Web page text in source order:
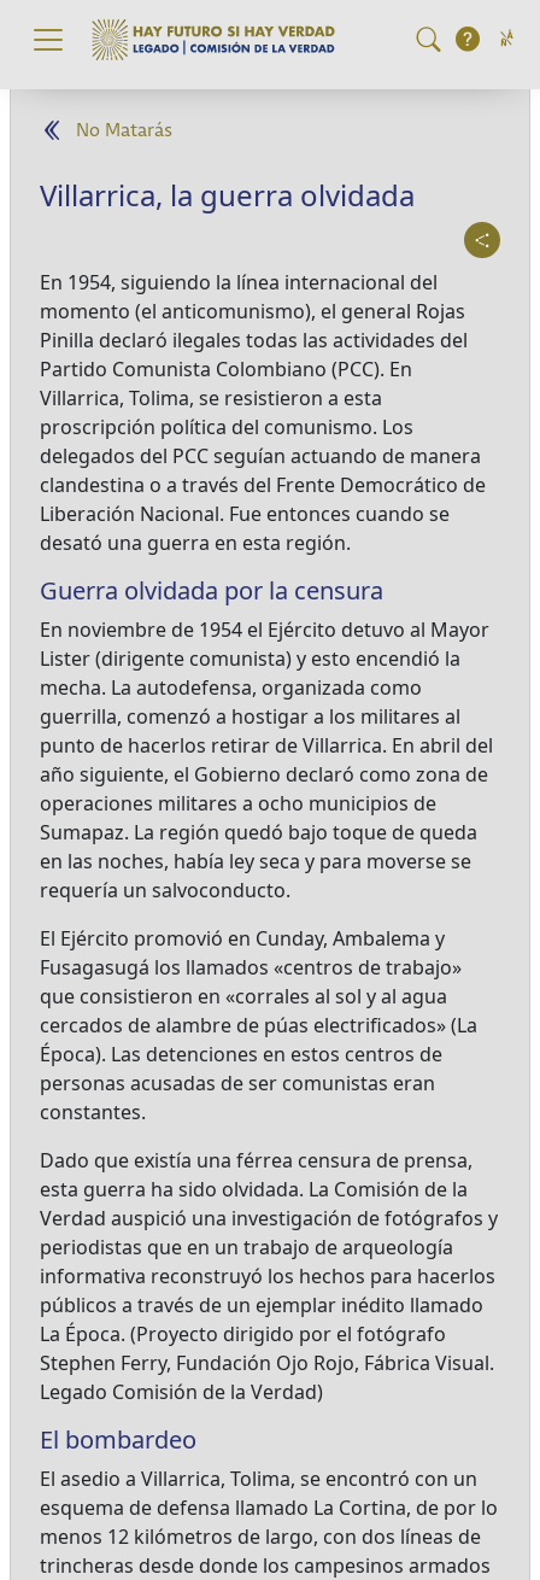
Pasar al contenido principal
No Matarás
Villarrica, la guerra olvidada
En 1954, siguiendo la línea internacional del
momento (el anticomunismo), el general Rojas
Pinilla declaró ilegales todas las actividades del
Partido Comunista Colombiano (PCC). En
Villarrica, Tolima, se resistieron a esta
proscripción política del comunismo. Los
delegados del PCC seguían actuando de manera
clandestina o a través del Frente Democrático de
Liberación Nacional. Fue entonces cuando se
desató una guerra en esta región.
Guerra olvidada por la censura
En noviembre de 1954 el Ejército detuvo al Mayor
Lister (dirigente comunista) y esto encendió la
mecha. La autodefensa, organizada como
guerrilla, comenzó a hostigar a los militares al
punto de hacerlos retirar de Villarrica. En abril del
año siguiente, el Gobierno declaró como zona de
operaciones militares a ocho municipios de
Sumapaz. La región quedó bajo toque de queda
en las noches, había ley seca y para moverse se
requería un salvoconducto.
El Ejército promovió en Cunday, Ambalema y
Fusagasugá los llamados «centros de trabajo»
que consistieron en «corrales al sol y al agua
cercados de alambre de púas electrificados» (La
Época). Las detenciones en estos centros de
personas acusadas de ser comunistas eran
constantes.
Dado que existía una férrea censura de prensa,
esta guerra ha sido olvidada. La Comisión de la
Verdad auspició una investigación de fotógrafos y
periodistas que en un trabajo de arqueología
informativa reconstruyó los hechos para hacerlos
públicos a través de un ejemplar inédito llamado
La Época. (Proyecto dirigido por el fotógrafo
Stephen Ferry, Fundación Ojo Rojo, Fábrica Visual.
Legado Comisión de la Verdad)
El bombardeo
El asedio a Villarrica, Tolima, se encontró con un
esquema de defensa llamado La Cortina, de por lo
menos 12 kilómetros de largo, con dos líneas de
trincheras desde donde los campesinos armados